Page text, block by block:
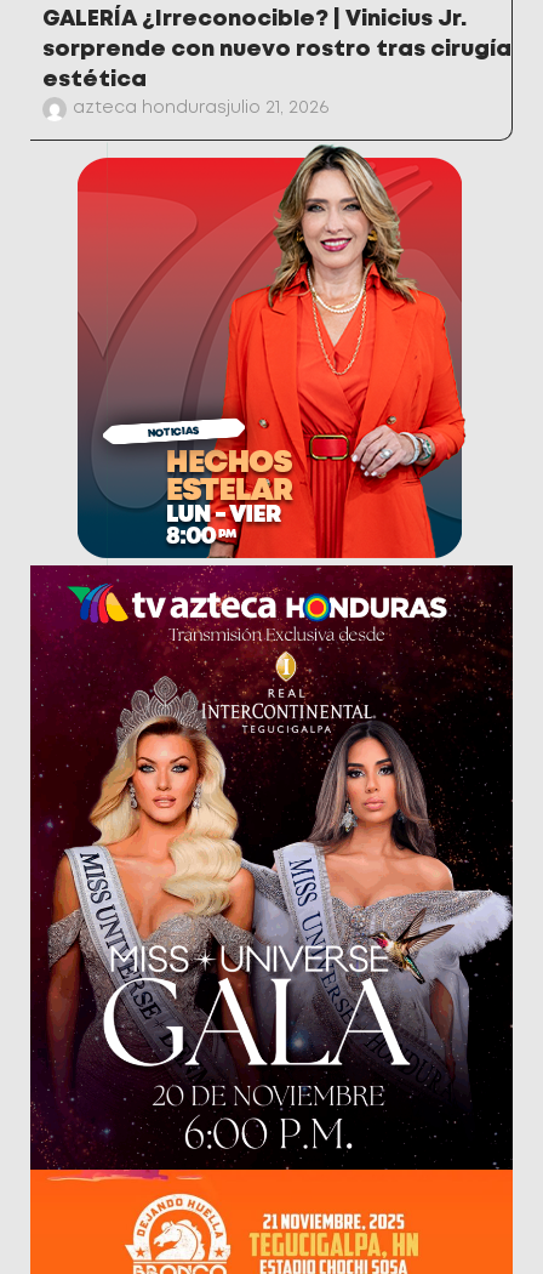
GALERÍA ¿Irreconocible? | Vinicius Jr.
sorprende con nuevo rostro tras cirugía
estética
azteca hondurasjulio 21, 2026